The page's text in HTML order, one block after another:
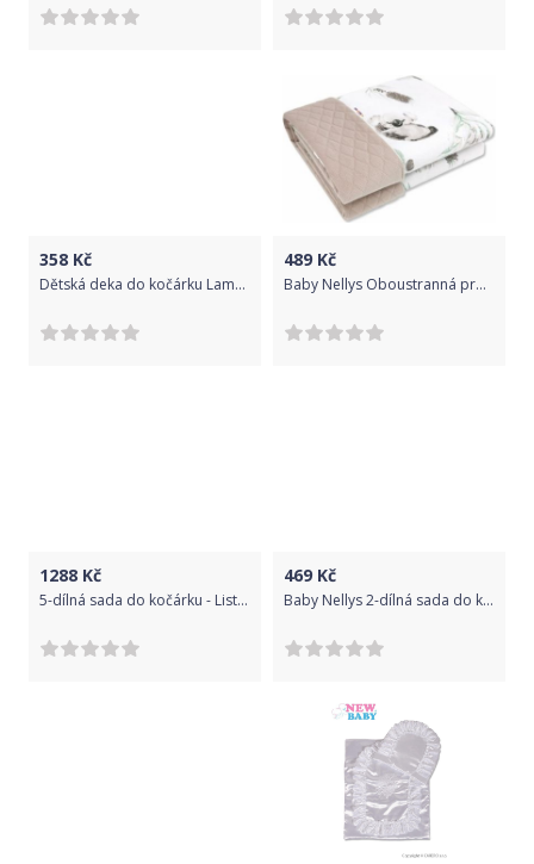
358 Kč
Dětská deka do kočárku Lamová, světle tyrkysová s Měsíčkem
489 Kč
Baby Nellys Oboustranná proš. deka Bavlna + Velvet 100x75cm, Exotika, béžová/bílá
1288 Kč
5-dílná sada do kočárku - Listy - tyrkysová,Ce19
469 Kč
Baby Nellys 2-dílná sada do kočárku s oušky - Begónie, meruňková